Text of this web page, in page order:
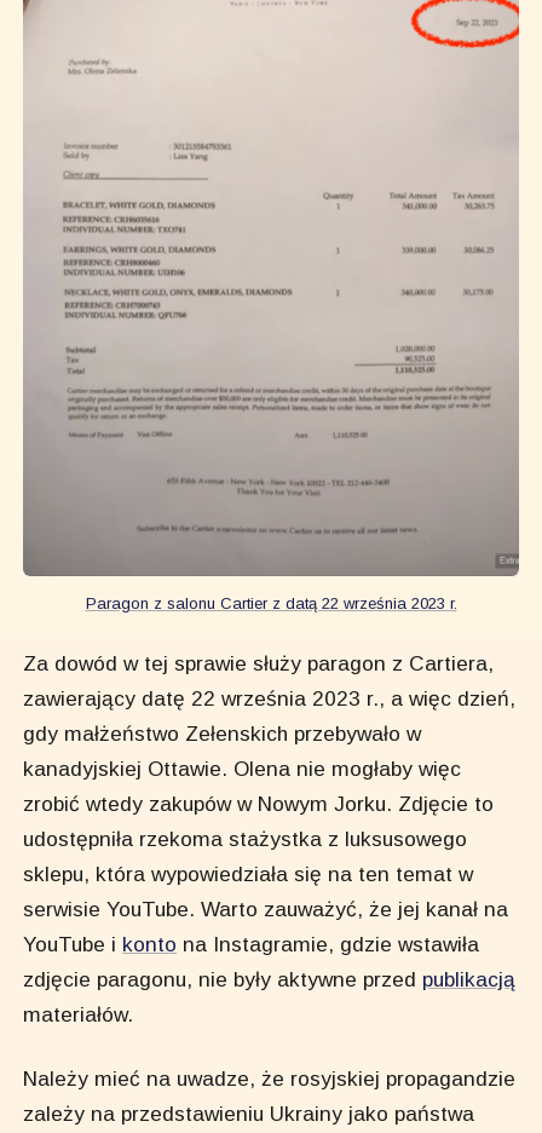
Paragon z salonu Cartier z datą 22 września 2023 r.
Za dowód w tej sprawie służy paragon z Cartiera,
zawierający datę 22 września 2023 r., a więc dzień,
gdy małżeństwo Zełenskich przebywało w
kanadyjskiej Ottawie. Olena nie mogłaby więc
zrobić wtedy zakupów w Nowym Jorku. Zdjęcie to
udostępniła rzekoma stażystka z luksusowego
sklepu, która wypowiedziała się na ten temat w
serwisie YouTube. Warto zauważyć, że jej kanał na
YouTube i konto na Instagramie, gdzie wstawiła
zdjęcie paragonu, nie były aktywne przed publikacją
materiałów.
Należy mieć na uwadze, że rosyjskiej propagandzie
zależy na przedstawieniu Ukrainy jako państwa